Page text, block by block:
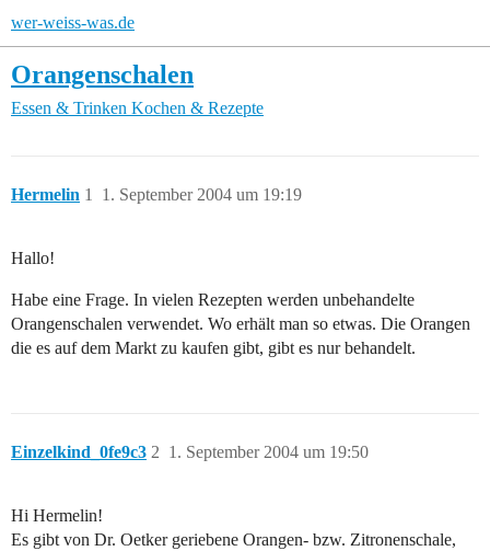
wer-weiss-was.de
Orangenschalen
Essen & Trinken Kochen & Rezepte
Hermelin 1. September 2004 um 19:19
1
Hallo!
Habe eine Frage. In vielen Rezepten werden unbehandelte
Orangenschalen verwendet. Wo erhält man so etwas. Die Orangen
die es auf dem Markt zu kaufen gibt, gibt es nur behandelt.
Einzelkind_0fe9c3 1. September 2004 um 19:50
2
Hi Hermelin!
Es gibt von Dr. Oetker geriebene Orangen- bzw. Zitronenschale,